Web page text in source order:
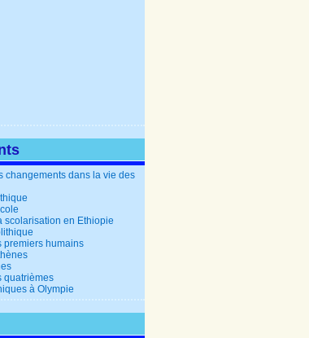
changements dans la vie des
scolarisation en Ethiopie
premiers humains
quatrièmes
à Olympie